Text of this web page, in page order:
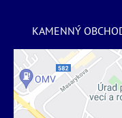
KAMENNÝ